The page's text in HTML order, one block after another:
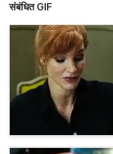
संबंधित GIF